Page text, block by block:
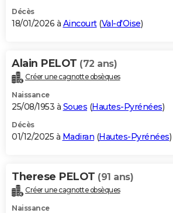
S'inscrire
Se connecter
Lycées
Collèges
Primaires
Universités
Entreprises
Service militaire
Avis de recherche
AVIS DE DÉCÈS
Bricolage
Lifestyle
Culture
Sport
Auto
Television
Voyage
Cinema
Décès
18/01/2026 à Aincourt(Val-d'Oise)
Alain PELOT (72 ans)
Créer une cagnotte obsèques
Naissance
25/08/1953 à Soues (Hautes-Pyrénées)
Décès
01/12/2025 à Madiran (Hautes-Pyrénées)
Therese PELOT (91 ans)
Créer une cagnotte obsèques
Naissance